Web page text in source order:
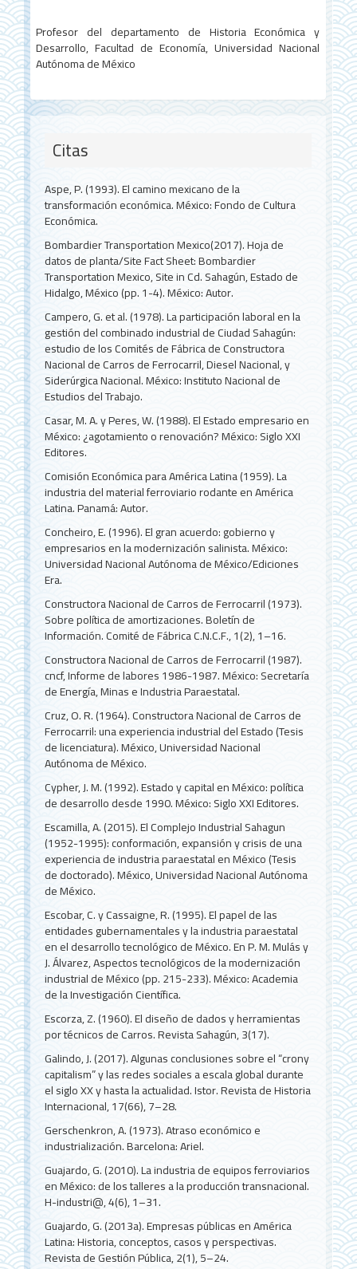
Profesor del departamento de Historia Económica y
Desarrollo, Facultad de Economía, Universidad Nacional
Autónoma de México
Citas
Aspe, P. (1993). El camino mexicano de la
transformación económica. México: Fondo de Cultura
Económica.
Bombardier Transportation Mexico(2017). Hoja de
datos de planta/Site Fact Sheet: Bombardier
Transportation Mexico, Site in Cd. Sahagún, Estado de
Hidalgo, México (pp. 1-4). México: Autor.
Campero, G. et al. (1978). La participación laboral en la
gestión del combinado industrial de Ciudad Sahagún:
estudio de los Comités de Fábrica de Constructora
Nacional de Carros de Ferrocarril, Diesel Nacional, y
Siderúrgica Nacional. México: Instituto Nacional de
Estudios del Trabajo.
Casar, M. A. y Peres, W. (1988). El Estado empresario en
México: ¿agotamiento o renovación? México: Siglo XXI
Editores.
Comisión Económica para América Latina (1959). La
industria del material ferroviario rodante en América
Latina. Panamá: Autor.
Concheiro, E. (1996). El gran acuerdo: gobierno y
empresarios en la modernización salinista. México:
Universidad Nacional Autónoma de México/Ediciones
Era.
Constructora Nacional de Carros de Ferrocarril (1973).
Sobre política de amortizaciones. Boletín de
Información. Comité de Fábrica C.N.C.F., 1(2), 1–16.
Constructora Nacional de Carros de Ferrocarril (1987).
cncf, Informe de labores 1986-1987. México: Secretaría
de Energía, Minas e Industria Paraestatal.
Cruz, O. R. (1964). Constructora Nacional de Carros de
Ferrocarril: una experiencia industrial del Estado (Tesis
de licenciatura). México, Universidad Nacional
Autónoma de México.
Cypher, J. M. (1992). Estado y capital en México: política
de desarrollo desde 1990. México: Siglo XXI Editores.
Escamilla, A. (2015). El Complejo Industrial Sahagun
(1952-1995): conformación, expansión y crisis de una
experiencia de industria paraestatal en México (Tesis
de doctorado). México, Universidad Nacional Autónoma
de México.
Escobar, C. y Cassaigne, R. (1995). El papel de las
entidades gubernamentales y la industria paraestatal
en el desarrollo tecnológico de México. En P. M. Mulás y
J. Álvarez, Aspectos tecnológicos de la modernización
industrial de México (pp. 215-233). México: Academia
de la Investigación Científica.
Escorza, Z. (1960). El diseño de dados y herramientas
por técnicos de Carros. Revista Sahagún, 3(17).
Galindo, J. (2017). Algunas conclusiones sobre el “crony
capitalism” y las redes sociales a escala global durante
el siglo XX y hasta la actualidad. Istor. Revista de Historia
Internacional, 17(66), 7–28.
Gerschenkron, A. (1973). Atraso económico e
industrialización. Barcelona: Ariel.
Guajardo, G. (2010). La industria de equipos ferroviarios
en México: de los talleres a la producción transnacional.
H-industri@, 4(6), 1–31.
Guajardo, G. (2013a). Empresas públicas en América
Latina: Historia, conceptos, casos y perspectivas.
Revista de Gestión Pública, 2(1), 5–24.